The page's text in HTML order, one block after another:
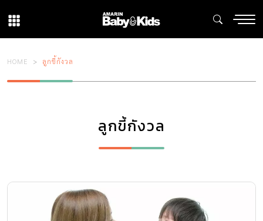
HOME ลูกขี้กังวล
ลูกขี้กังวล